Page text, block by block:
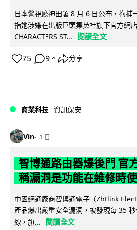
日本警視廳神田署 8 月 6 日公布，拘捕
指她涉嫌在出版巨頭集英社旗下官方網
CHARACTERS ST...
閱讀全文
75 9 ↗ 分享
商業科技 資訊保安
Vin 1 日
智博通路由器爆後門 官
稱漏洞是功能在維修時
中國網通廠商智博通電子（Zbtlink
產品爆出嚴重安全漏洞，被發現每 35
線，旗...
閱讀全文